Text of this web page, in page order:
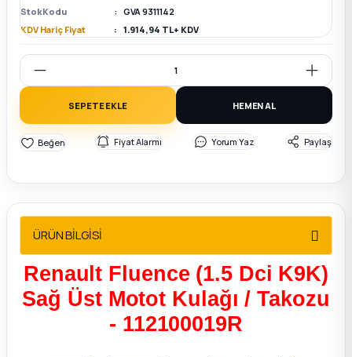
Parça
Sedan
Stok Kodu
GVA 9311142
KDV Hariç Fiyat
1.914,94 TL + KDV
SEPETE EKLE HEMEN AL
Fiyat Alarmı Yorum Yaz Paylaş
ÜRÜN BİLGİSİ
Renault Fluence (1.5 Dci K9K)
Sağ Üst Motot Kulağı / Takozu
- 112100019R